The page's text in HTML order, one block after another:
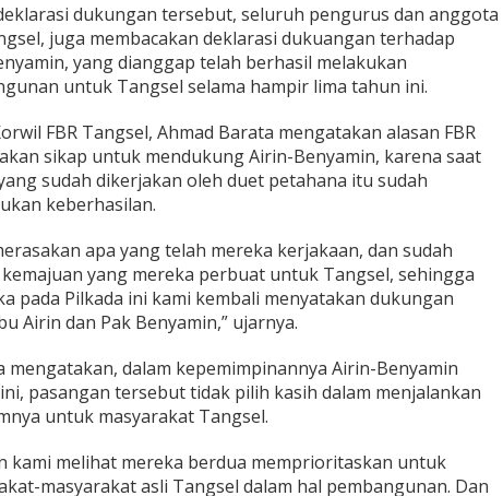
dukungan tersebut, seluruh pengurus dan anggota
juga membacakan deklarasi dukuangan terhadap
yang dianggap telah berhasil melakukan
untuk Tangsel selama hampir lima tahun ini.
FBR Tangsel, Ahmad Barata mengatakan alasan FBR
sikap untuk mendukung Airin-Benyamin, karena saat
sudah dikerjakan oleh duet petahana itu sudah
keberhasilan.
apa yang telah mereka kerjakaan, dan sudah
yang mereka perbuat untuk Tangsel, sehingga
pada Pilkada ini kami kembali menyatakan dukungan
Airin dan Pak Benyamin,” ujarnya.
mengatakan, dalam kepemimpinannya Airin-Benyamin
pasangan tersebut tidak pilih kasih dalam menjalankan
untuk masyarakat Tangsel.
kami melihat mereka berdua memprioritaskan untuk
masyarakat asli Tangsel dalam hal pembangunan. Dan